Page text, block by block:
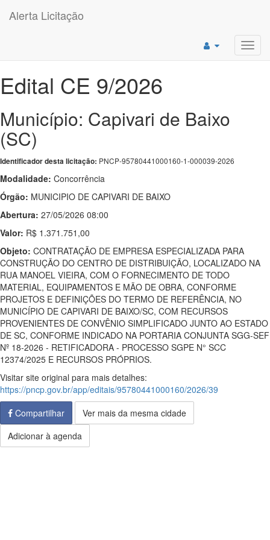
Alerta Licitação
Edital CE 9/2026
Município: Capivari de Baixo
(SC)
Identificador desta licitação: PNCP-95780441000160-1-000039-2026
Modalidade: Concorrência
Órgão: MUNICIPIO DE CAPIVARI DE BAIXO
Abertura: 27/05/2026 08:00
Valor: R$ 1.371.751,00
Objeto: CONTRATAÇÃO DE EMPRESA ESPECIALIZADA PARA
CONSTRUÇÃO DO CENTRO DE DISTRIBUIÇÃO, LOCALIZADO NA
RUA MANOEL VIEIRA, COM O FORNECIMENTO DE TODO
MATERIAL, EQUIPAMENTOS E MÃO DE OBRA, CONFORME
PROJETOS E DEFINIÇÕES DO TERMO DE REFERÊNCIA, NO
MUNICÍPIO DE CAPIVARI DE BAIXO/SC, COM RECURSOS
PROVENIENTES DE CONVÊNIO SIMPLIFICADO JUNTO AO ESTADO
DE SC, CONFORME INDICADO NA PORTARIA CONJUNTA SGG-SEF
Nº 18-2026 - RETIFICADORA - PROCESSO SGPE N° SCC
12374/2025 E RECURSOS PRÓPRIOS.
Visitar site original para mais detalhes:
https://pncp.gov.br/app/editais/95780441000160/2026/39
Compartilhar
Ver mais da mesma cidade
Adicionar à agenda